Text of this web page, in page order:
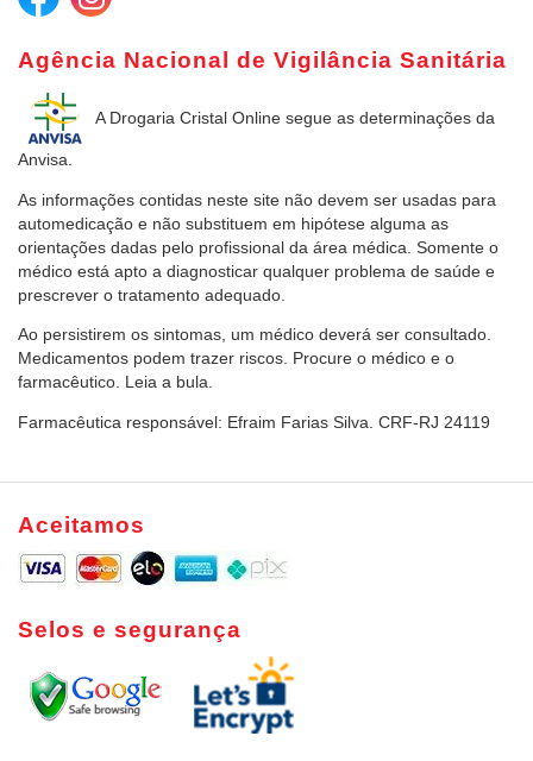
Agência Nacional de Vigilância Sanitária
A Drogaria Cristal Online segue as determinações da
Anvisa.
As informações contidas neste site não devem ser usadas para
automedicação e não substituem em hipótese alguma as
orientações dadas pelo profissional da área médica. Somente o
médico está apto a diagnosticar qualquer problema de saúde e
prescrever o tratamento adequado.
Ao persistirem os sintomas, um médico deverá ser consultado.
Medicamentos podem trazer riscos. Procure o médico e o
farmacêutico. Leia a bula.
Farmacêutica responsável: Efraim Farias Silva. CRF-RJ 24119
Aceitamos
Selos e segurança